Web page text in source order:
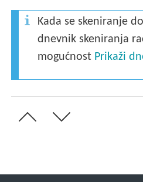
Kada se skeniranje
dnevnik skeniranja
mogućnost Prikaži